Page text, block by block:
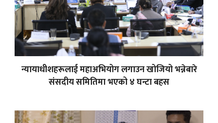
न्यायाधीशहरूलाई महाअभियोग लगाउन खोजियो भन्नेबारे
संसदीय समितिमा भएको ४ घन्टा बहस